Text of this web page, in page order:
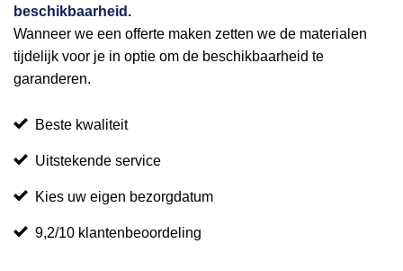
beschikbaarheid.
Wanneer we een offerte maken zetten we de materialen
tijdelijk voor je in optie om de beschikbaarheid te
garanderen.
Beste kwaliteit
Uitstekende service
Kies uw eigen bezorgdatum
9,2/10 klantenbeoordeling